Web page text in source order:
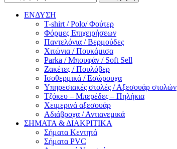
ΕΝΔΥΣΗ
T-shirt / Polo/ Φούτερ
Φόρμες Επιχειρήσεων
Παντελόνια / Βερμούδες
Χιτώνια / Πουκάμισα
Parka / Μπουφάν / Soft Sell
Ζακέτες / Πουλόβερ
Ισοθερμικά / Εσώρουχα
Υπηρεσιακές στολές / Αξεσουάρ στολών
Τζόκευ – Μπερέδες – Πηλήκια
Χειμερινά αξεσουάρ
Αδιάβροχα / Αντιανεμικά
ΣΗΜΑΤΑ & ΔΙΑΚΡΙΤΙΚΑ
Σήματα Κεντητά
Σήματα PVC